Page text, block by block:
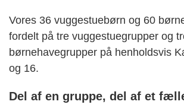
Vores 36 vuggestuebørn og 60
fordelt på tre vuggestuegrupper og
børnehavegrupper på henholdsvis
og 16.
Del af en gruppe, del af et